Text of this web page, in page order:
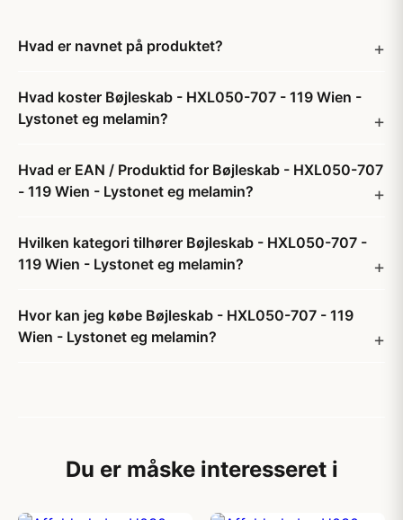
Hvad er navnet på produktet?
Hvad koster Bøjleskab - HXL050-707 - 119 Wien -
Lystonet eg melamin?
Hvad er EAN / Produktid for Bøjleskab - HXL050-707
- 119 Wien - Lystonet eg melamin?
Hvilken kategori tilhører Bøjleskab - HXL050-707 -
119 Wien - Lystonet eg melamin?
Hvor kan jeg købe Bøjleskab - HXL050-707 - 119
Wien - Lystonet eg melamin?
Du er måske interesseret i